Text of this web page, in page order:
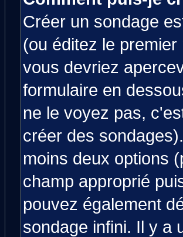
Créer un sondage
(ou éditez le
vous devriez
formulaire en
ne le voyez pas,
créer des
moins deux options
champ approprié
pouvez également
sondage infini. Il y a